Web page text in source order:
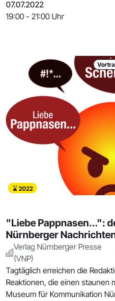
07.07.2022
19:00 - 21:00 Uhr
2022
"Liebe Pappnasen...":
Nürnberger
Verlag Nürnberger Presse
(VNP)
Tagtäglich erreichen die
Reaktionen, die einen staunen
Museum für Kommunikation